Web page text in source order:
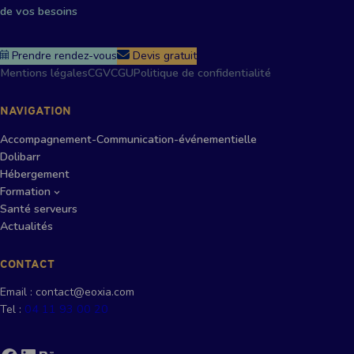
de vos besoins
Prendre rendez-vous
Devis gratuit
Mentions légalesCGVCGUPolitique de confidentialité
NAVIGATION
Accompagnement-Communication-événementielle
Dolibarr
Hébergement
Formation
Santé serveurs
Actualités
CONTACT
Email : contact@eoxia.com
Tel : 04 11 93 00 20